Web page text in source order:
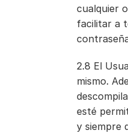
cualquier
facilitar a
2.8 El
mismo.
esté
y siempre